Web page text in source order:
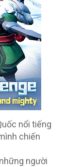
nổi tiếng
chiến
người